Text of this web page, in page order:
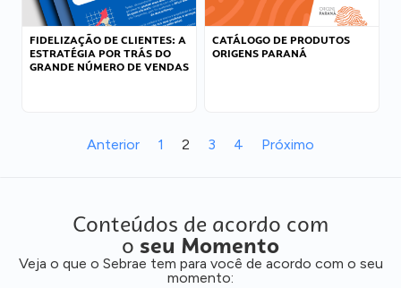
FIDELIZAÇÃO DE CLIENTES: A
ESTRATÉGIA POR TRÁS DO
GRANDE NÚMERO DE VENDAS
CATÁLOGO DE PRODUTOS
ORIGENS PARANÁ
Anterior 1 2 3 4 Próximo
Conteúdos de acordo com
o seu Momento
Veja o que o Sebrae tem para você de acordo com o seu
momento: